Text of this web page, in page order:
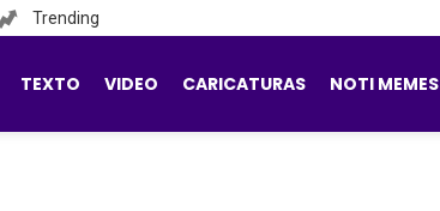
Trending
TEXTO VIDEO CARICATURAS NOTI MEMES